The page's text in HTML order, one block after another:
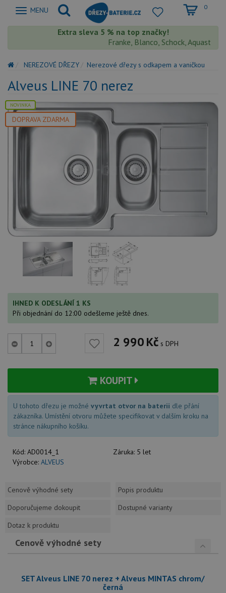
Zobrazit
MENU 0
Extra sleva 5 % na top značky!
Franke, Blanco, Schock,
NEREZOVÉ DŘEZY Nerezové dřezy s odkapem a vaničkou
Alveus LINE 70 nerez
NOVINKA
DOPRAVA ZDARMA
IHNED K ODESLÁNÍ 1 KS
Při objednání do 12:00 odešleme ještě dnes.
2 990Kč s DPH
KOUPIT
U tohoto dřezu je možné vyvrtat otvor na baterii dle přání
zákazníka. Umístění otvoru můžete specifikovat v dalším kroku na
stránce nákupního košíku.
Kód: AD0014_1 Záruka: 5 let
Výrobce: ALVEUS
Cenově výhodné sety
Popis produktu
Doporučujeme dokoupit
Dostupné varianty
Dotaz k produktu
Cenově výhodné sety
SET Alveus LINE 70 nerez + Alveus MINTAS chrom/
černá